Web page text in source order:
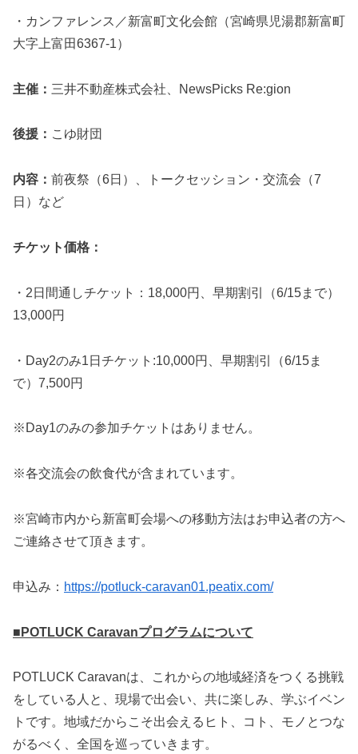
・カンファレンス／新富町文化会館（宮崎県児湯郡新富町
大字上富田6367-1）
主催： 三井不動産株式会社、NewsPicks Re:gion
後援： こゆ財団
内容： 前夜祭（6日）、トークセッション・交流会（7
日）など
チケット価格：
・2日間通しチケット：18,000円、早期割引（6/15まで）
13,000円
・Day2のみ1日チケット:10,000円、早期割引（6/15ま
で）7,500円
※Day1のみの参加チケットはありません。
※各交流会の飲食代が含まれています。
※宮崎市内から新富町会場への移動方法はお申込者の方へ
ご連絡させて頂きます。
申込み： https://potluck-caravan01.peatix.com/
■POTLUCK Caravanプログラムについて
POTLUCK Caravanは、これからの地域経済をつくる挑戦
をしている人と、現場で出会い、共に楽しみ、学ぶイベン
トです。地域だからこそ出会えるヒト、コト、モノとつな
がるべく、全国を巡っていきます。